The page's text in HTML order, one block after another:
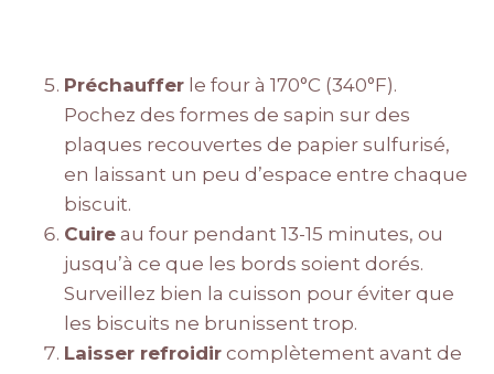
Préchauffer le four à 170°C (340°F).
Pochez des formes de sapin sur des
plaques recouvertes de papier sulfurisé,
en laissant un peu d’espace entre chaque
biscuit.
Cuire au four pendant 13-15 minutes, ou
jusqu’à ce que les bords soient dorés.
Surveillez bien la cuisson pour éviter que
les biscuits ne brunissent trop.
Laisser refroidir complètement avant de